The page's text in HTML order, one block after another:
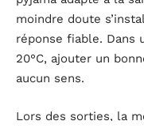
moindre doute
réponse fiable. Dans
20°C, ajouter un
aucun sens.
Lors des sorties, la